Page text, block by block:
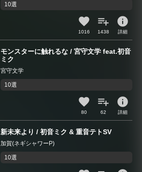
10選
1016 1438
info
詳細
モンスターに触れるな / 宮守文学 feat.初音
ミク
宮守文学
10選
80 62
info
詳細
新未来より / 初音ミク & 重音テトSV
加賀(ネギシャワーP)
10選